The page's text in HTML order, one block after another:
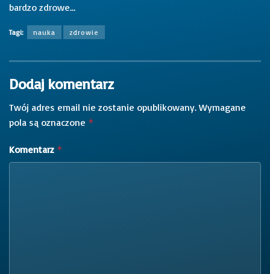
bardzo zdrowe…
Tagi: nauka zdrowie
Dodaj komentarz
Twój adres email nie zostanie opublikowany. Wymagane
pola są oznaczone *
Komentarz *